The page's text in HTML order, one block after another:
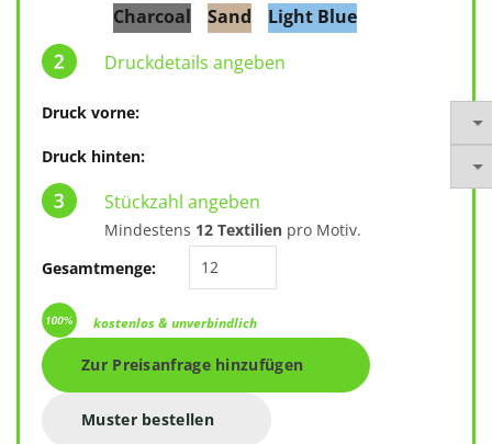
Charcoal
Sand
Light Blue
Druckdetails angeben
Druck vorne:
Druck hinten:
Stückzahl angeben
Mindestens 12 Textilien pro Motiv.
Gesamtmenge:
kostenlos & unverbindlich
Muster bestellen